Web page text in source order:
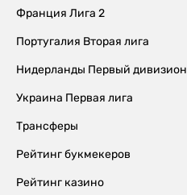
Франция Лига 2
Португалия Вторая лига
Нидерланды Первый дивизион
Украина Первая лига
Трансферы
Рейтинг букмекеров
Рейтинг казино